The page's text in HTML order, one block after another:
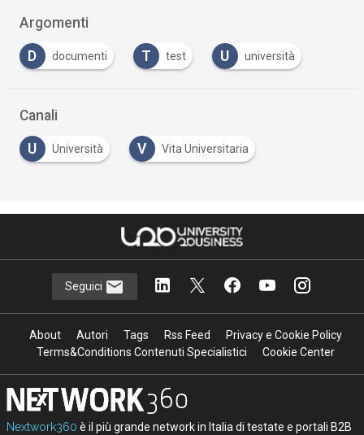
Argomenti
D documenti T test U università
Canali
U Università V Vita Universitaria
Seguici
About Autori Tags Rss Feed
Privacy e Cookie Policy
Terms&Conditions Contenuti Specialistici
Cookie Center
Nextwork360 è il più grande network in Italia di testate e portali B2B